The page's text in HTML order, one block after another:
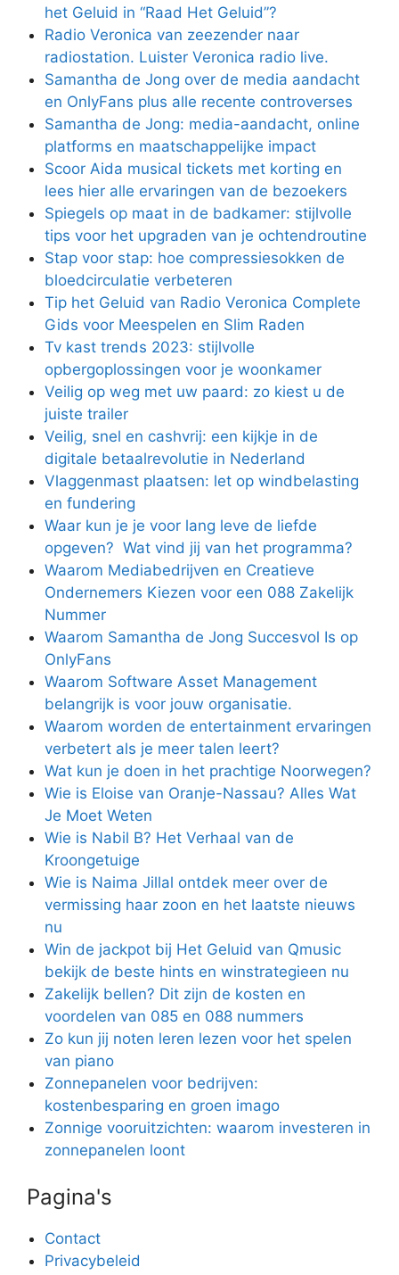
het Geluid in “Raad Het Geluid”?
Radio Veronica van zeezender naar
radiostation. Luister Veronica radio live.
Samantha de Jong over de media aandacht
en OnlyFans plus alle recente controverses
Samantha de Jong: media-aandacht, online
platforms en maatschappelijke impact
Scoor Aida musical tickets met korting en
lees hier alle ervaringen van de bezoekers
Spiegels op maat in de badkamer: stijlvolle
tips voor het upgraden van je ochtendroutine
Stap voor stap: hoe compressiesokken de
bloedcirculatie verbeteren
Tip het Geluid van Radio Veronica Complete
Gids voor Meespelen en Slim Raden
Tv kast trends 2023: stijlvolle
opbergoplossingen voor je woonkamer
Veilig op weg met uw paard: zo kiest u de
juiste trailer
Veilig, snel en cashvrij: een kijkje in de
digitale betaalrevolutie in Nederland
Vlaggenmast plaatsen: let op windbelasting
en fundering
Waar kun je je voor lang leve de liefde
opgeven? Wat vind jij van het programma?
Waarom Mediabedrijven en Creatieve
Ondernemers Kiezen voor een 088 Zakelijk
Nummer
Waarom Samantha de Jong Succesvol Is op
OnlyFans
Waarom Software Asset Management
belangrijk is voor jouw organisatie.
Waarom worden de entertainment ervaringen
verbetert als je meer talen leert?
Wat kun je doen in het prachtige Noorwegen?
Wie is Eloise van Oranje-Nassau? Alles Wat
Je Moet Weten
Wie is Nabil B? Het Verhaal van de
Kroongetuige
Wie is Naima Jillal ontdek meer over de
vermissing haar zoon en het laatste nieuws
nu
Win de jackpot bij Het Geluid van Qmusic
bekijk de beste hints en winstrategieen nu
Zakelijk bellen? Dit zijn de kosten en
voordelen van 085 en 088 nummers
Zo kun jij noten leren lezen voor het spelen
van piano
Zonnepanelen voor bedrijven:
kostenbesparing en groen imago
Zonnige vooruitzichten: waarom investeren in
zonnepanelen loont
Pagina's
Contact
Privacybeleid